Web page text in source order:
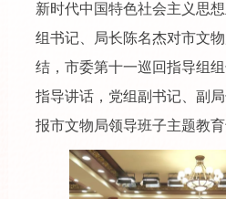
新时代中国特色社会主义思
组书记、局长陈名杰对市文
结，市委第十一巡回指导组
指导讲话，党组副书记、副
报市文物局领导班子主题教